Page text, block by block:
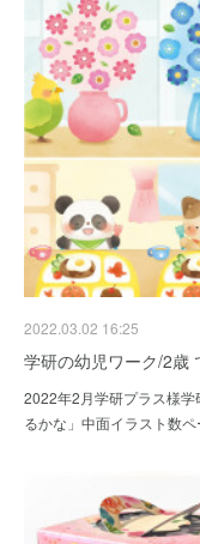
2022.03.02 16:25
学研の幼児ワーク/2歳
2022年2月学研プラス様
るかな」中面イラスト数